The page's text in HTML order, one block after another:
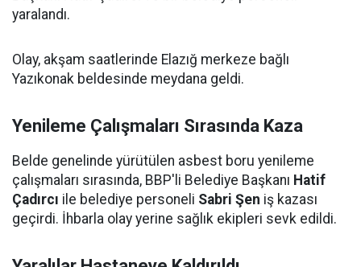
yaralandı.
Olay, akşam saatlerinde Elazığ merkeze bağlı
Yazıkonak beldesinde meydana geldi.
Yenileme Çalışmaları Sırasında Kaza
Belde genelinde yürütülen asbest boru yenileme
çalışmaları sırasında, BBP'li Belediye Başkanı Hatif
Çadırcı ile belediye personeli Sabri Şen iş kazası
geçirdi. İhbarla olay yerine sağlık ekipleri sevk edildi.